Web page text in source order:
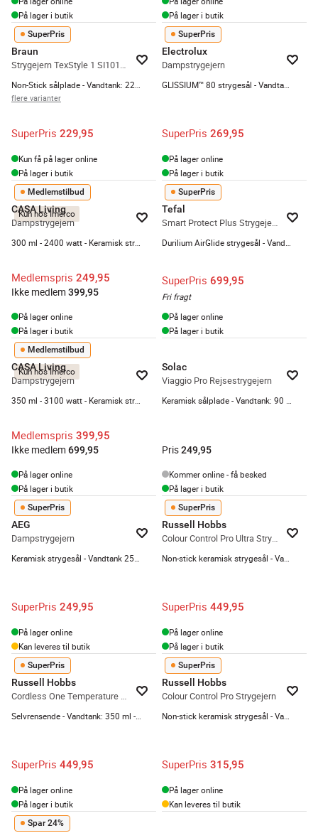
På lager i butik
På lager i butik
SuperPris
Braun
Strygejern TexStyle 1 SI1019RD
flere varianter
SuperPris 229,95
Kun få på lager online
På lager i butik
SuperPris
Electrolux
Dampstrygejern
SuperPris 269,95
På lager online
På lager i butik
Kun hos Imerco
Medlemstilbud
CASA Living
Dampstrygejern
Medlemspris 249,95
Ikke medlem 399,95
På lager online
På lager i butik
SuperPris
Tefal
Smart Protect Plus Strygejern
SuperPris 699,95
Fri fragt
På lager online
På lager i butik
Kun hos Imerco
Medlemstilbud
CASA Living
Dampstrygejern
Medlemspris 399,95
Ikke medlem 699,95
På lager online
På lager i butik
Solac
Viaggio Pro Rejsestrygejern
Pris249,95
Kommer online - få besked
På lager i butik
SuperPris
AEG
Dampstrygejern
SuperPris 249,95
På lager online
Kan leveres til butik
SuperPris
Russell Hobbs
Colour Control Pro Ultra Strygejern
SuperPris 449,95
På lager online
På lager i butik
SuperPris
Russell Hobbs
Cordless One Temperature Dampstrygejern
SuperPris 449,95
På lager online
På lager i butik
SuperPris
Russell Hobbs
Colour Control Pro Strygejern
SuperPris 315,95
På lager online
Kan leveres til butik
Spar 24%